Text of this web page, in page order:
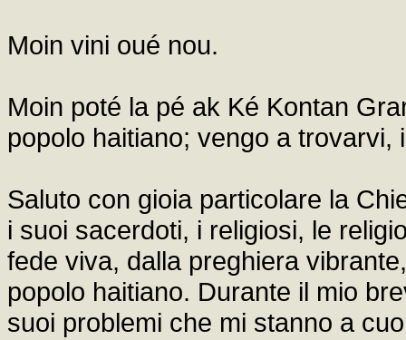
Moin vini oué nou.
Moin poté la pé ak Ké Kontan
popolo haitiano; vengo a
Saluto con gioia particolare la
i suoi sacerdoti, i religiosi, le
fede viva, dalla preghiera
popolo haitiano. Durante il mio
suoi problemi che mi stanno a